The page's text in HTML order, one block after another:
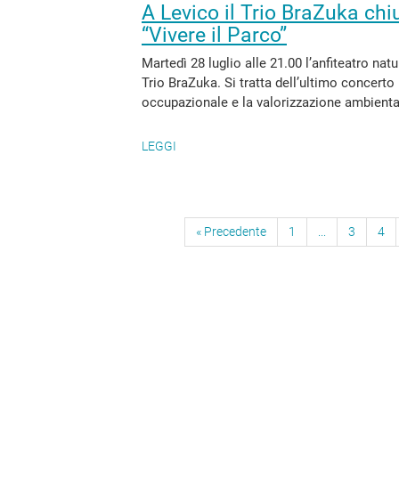
A Levico il Trio BraZuka
“Vivere il Parco”
Martedì 28 luglio alle 21.00 l’anfiteatro
Trio BraZuka. Si tratta dell’ultimo
occupazionale e la valorizzazione
LEGGI
« Precedente 1 3 4